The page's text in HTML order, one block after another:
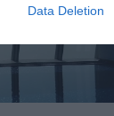
Data Deletion